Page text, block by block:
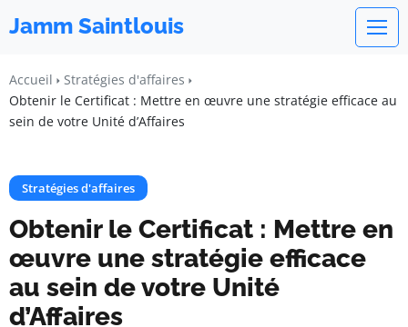
Jamm Saintlouis
Accueil
Stratégies d'affaires
Obtenir le Certificat : Mettre en œuvre une stratégie efficace au
sein de votre Unité d’Affaires
Stratégies d'affaires
Obtenir le Certificat : Mettre en
œuvre une stratégie efficace
au sein de votre Unité
d’Affaires